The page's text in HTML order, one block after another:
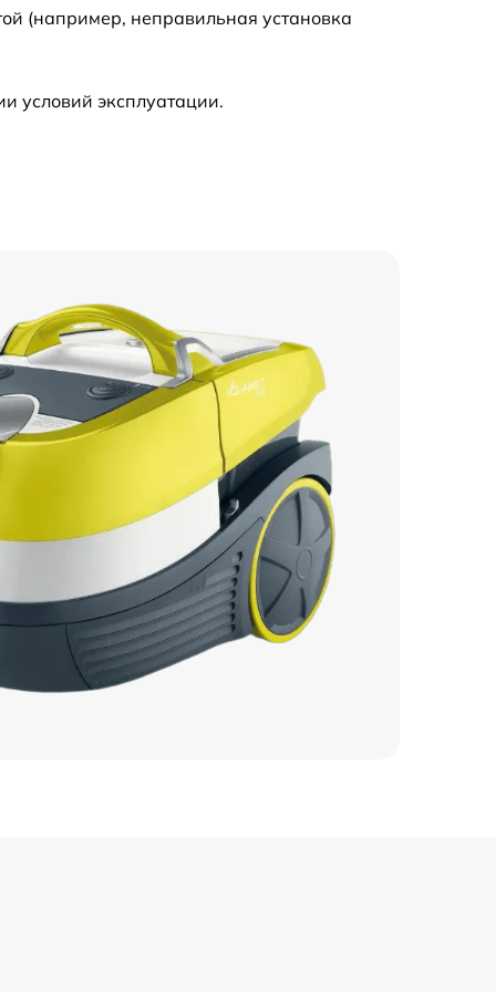
(например, неправильная установка
условий эксплуатации.